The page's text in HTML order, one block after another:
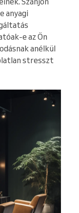
anyagi
e az Ön
anélkül
stresszt